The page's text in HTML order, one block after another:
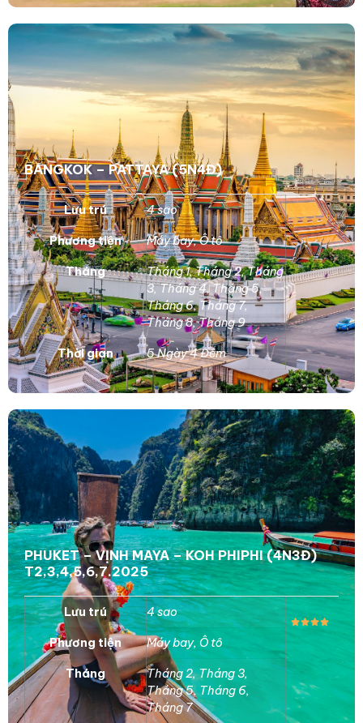
BANGKOK – PATTAYA (5N4Đ)
Lưu trú 4 sao
Phương tiện Máy bay,Ô tô
Tháng Tháng 1,Tháng 2,Tháng
3,Tháng 4,Tháng 5,
Tháng 6,Tháng 7,
Tháng 8,Tháng 9
Thời gian 5 Ngày 4 Đêm
PHUKET – VỊNH MAYA – KOH PHIPHI (4N3Đ)
T2,3,4,5,6,7.2025
Lưu trú 4 sao
Phương tiện Máy bay, Ô tô
Tháng Tháng 2,Tháng 3,
Tháng 5,Tháng 6,
Tháng 7